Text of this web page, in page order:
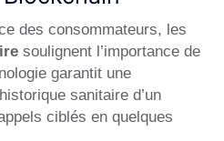
des consommateurs, les
soulignent l’importance de
garantit une
sanitaire d’un
ciblés en quelques